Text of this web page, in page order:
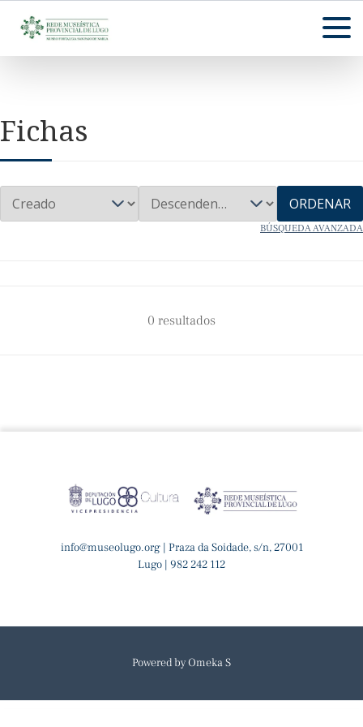
Fichas
ORDENAR
BÚSQUEDA AVANZADA
0 resultados
info@museolugo.org | Praza da Soidade, s/n, 27001
Lugo | 982 242 112
Powered by Omeka S